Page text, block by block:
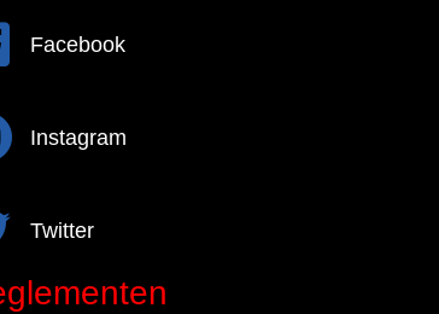
Facebook
Instagram
Twitter